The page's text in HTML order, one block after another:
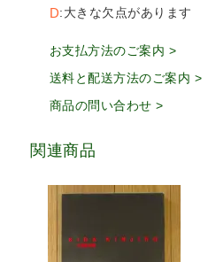
D 大きな欠点があります
お支払方法のご案内 >
送料と配送方法のご案内 >
商品の問い合わせ >
関連商品